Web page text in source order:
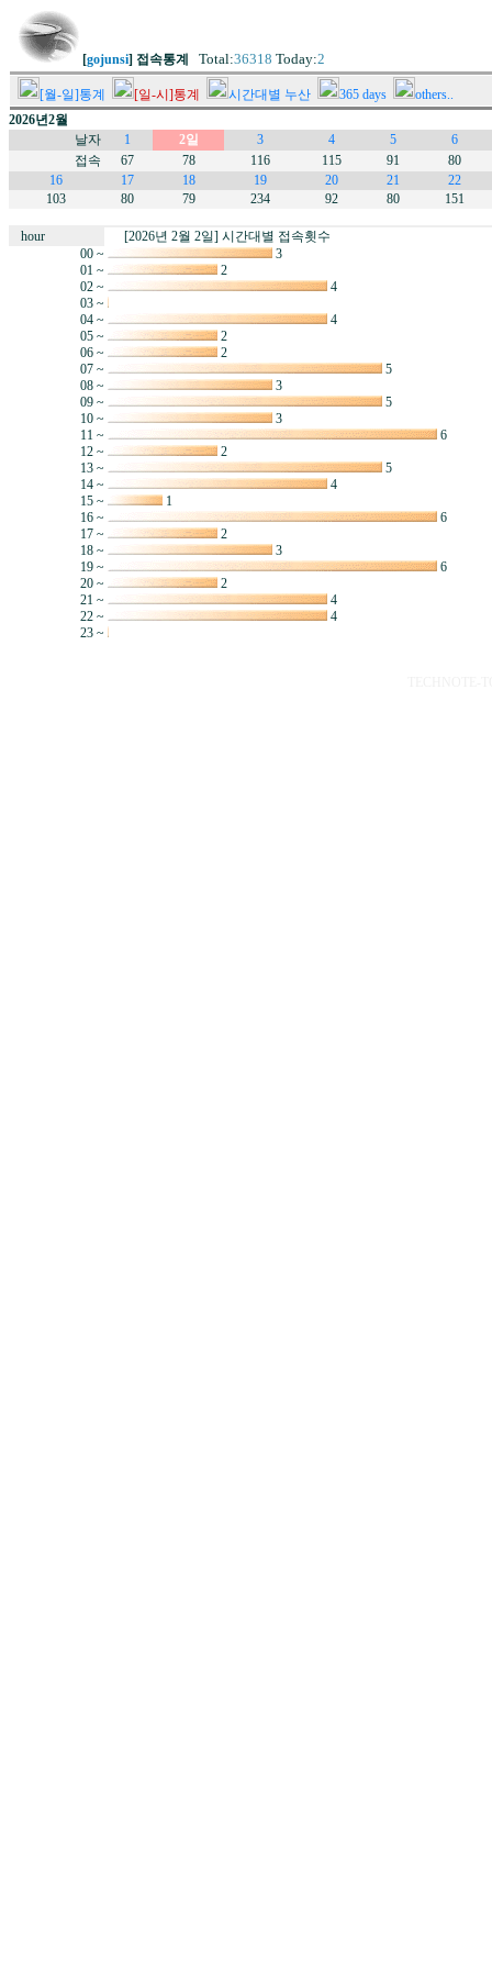
[gojunsi] 접속통계 Total:36318 Today:2
[월-일]통계 [일-시]통계 시간대별 누산 365 days
others..
2026년2월
날자
1 2일 3 4 5
6
접속
67 78 116 115 91
80
16
17 18 19 20 21
22
103
80 79 234 92 80 151
hour
[2026년 2월 2일] 시간대별 접속횟수
00 ~
3
01 ~
2
02 ~
4
03 ~
04 ~
4
05 ~
2
06 ~
2
07 ~
5
08 ~
3
09 ~
5
10 ~
3
11 ~
6
12 ~
2
13 ~
5
14 ~
4
15 ~
1
16 ~
6
17 ~
2
18 ~
3
19 ~
6
20 ~
2
21 ~
4
22 ~
4
23 ~